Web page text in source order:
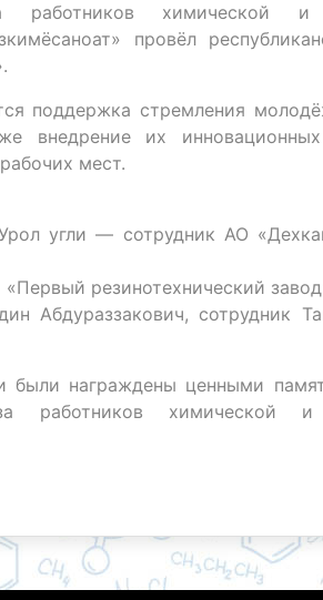
работников химической и
провёл
поддержка стремления
внедрение их
мест.
угли — сотрудник АО
резинотехнический
сотрудник
награждены ценными
работников химической и